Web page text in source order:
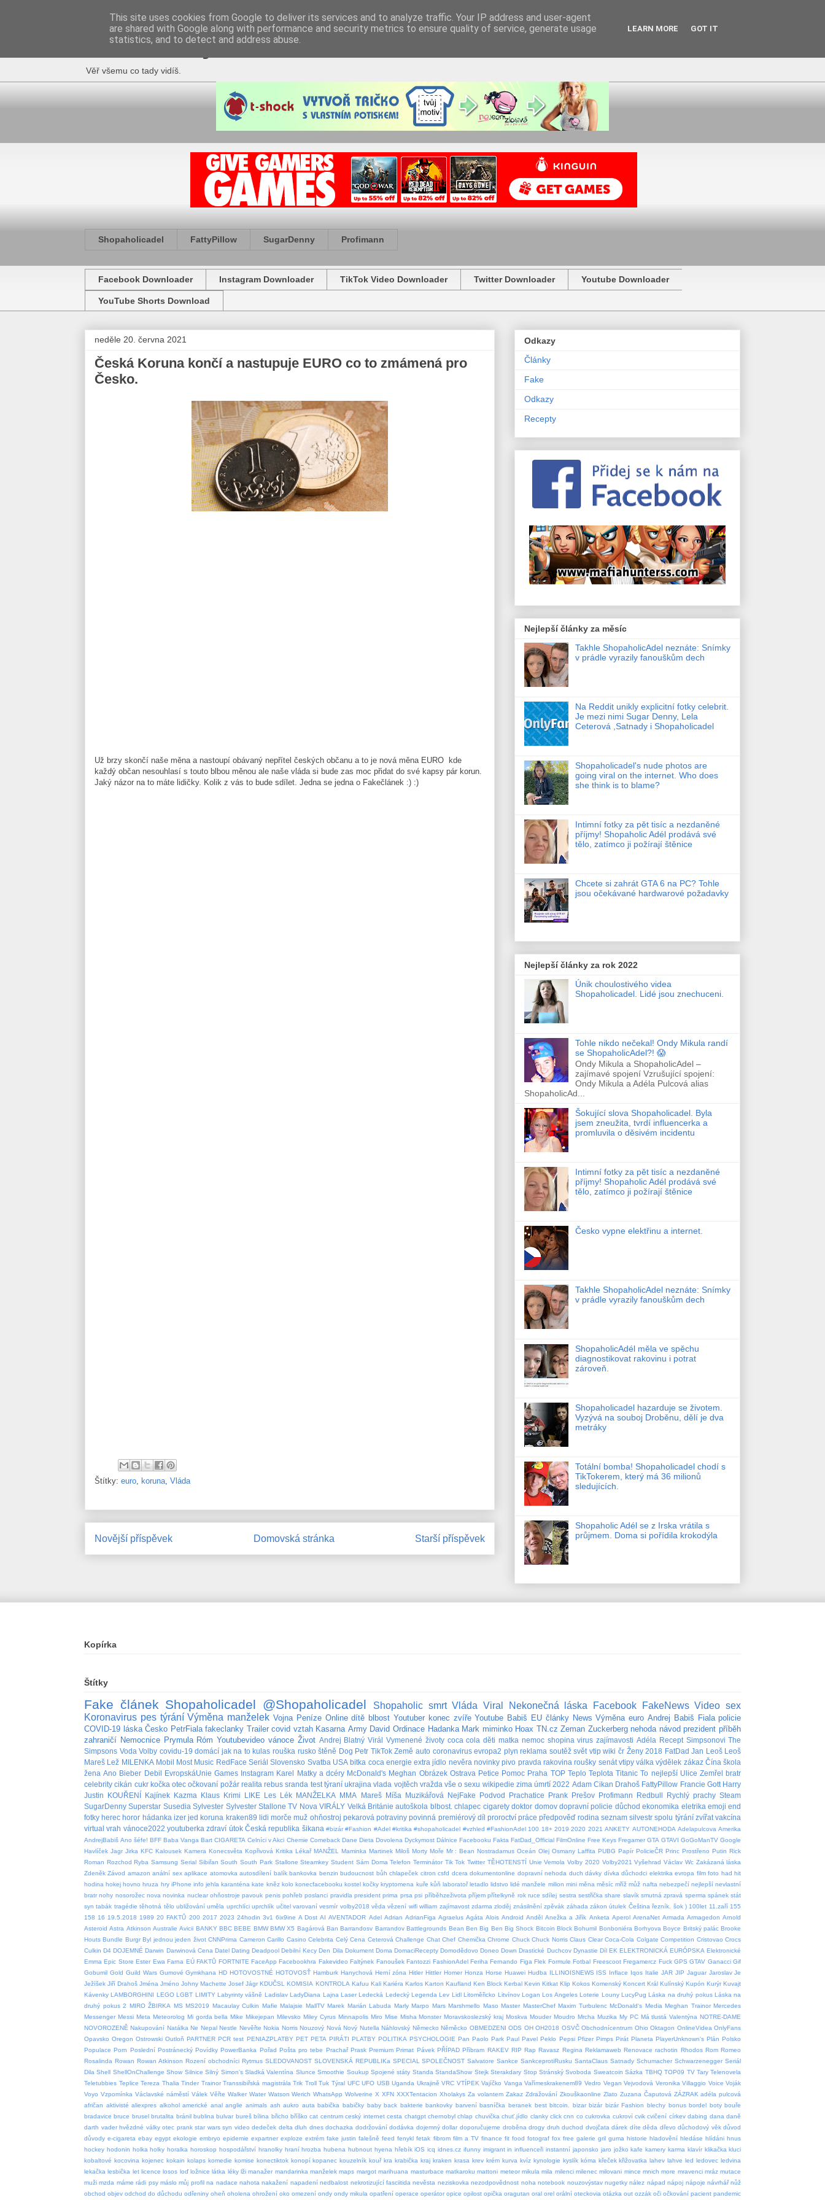
Fakečlánky
Věř všemu co tady vidíš.
Shopaholicadel FattyPillow SugarDenny Profimann
Facebook Downloader Instagram Downloader TikTok Video Downloader Twitter Downloader Youtube Downloader
YouTube Shorts Download
neděle 20. června 2021
Česká Koruna končí a nastupuje EURO co to zmámená pro
Česko.
Už brzy skončí naše měna a nastoupí obávaný nepřítel českých občanu a to je nová měna EURO kde
každý občan nesouhlasí s touto blbou měnou ale naše vláda si bude zas moc přidat do své kapsy pár korun.
Jaký názor na to máte lidičky. Kolik z vás to bude sdílet. Jedna se jedna o Fakečlánek :) :)
Štítky: euro, koruna, Vláda
Novější příspěvek Starší příspěvek
Domovská stránka
Odkazy
Články
Fake
Odkazy
Recepty
Nejlepší články za měsíc
Takhle ShopaholicAdel neznáte: Snímky
v prádle vyrazily fanouškům dech
Na Reddit unikly explicitní fotky celebrit.
Je mezi nimi Sugar Denny, Lela
Ceterová ,Satnady i Shopaholicadel
Shopaholicadel's nude photos are
going viral on the internet. Who does
she think is to blame?
Intimní fotky za pět tisíc a nezdaněné
příjmy! Shopaholic Adél prodává své
tělo, zatímco ji požírají štěnice
Chcete si zahrát GTA 6 na PC? Tohle
jsou očekávané hardwarové požadavky
Nejlepší články za rok 2022
Únik choulostivého videa
Shopaholicadel. Lidé jsou znechuceni.
Tohle nikdo nečekal! Ondy Mikula randí
se ShopaholicAdel?! 😱
Ondy Mikula a ShopaholicAdel –
zajímavé spojení Vzrušující spojení:
Ondy Mikula a Adéla Pulcová alias
ShopaholicAd...
Šokující slova Shopaholicadel. Byla
jsem zneužita, tvrdí influencerka a
promluvila o děsivém incidentu
Intimní fotky za pět tisíc a nezdaněné
příjmy! Shopaholic Adél prodává své
tělo, zatímco ji požírají štěnice
Česko vypne elektřinu a internet.
Takhle ShopaholicAdel neznáte: Snímky
v prádle vyrazily fanouškům dech
ShopaholicAdél měla ve spěchu
diagnostikovat rakovinu i potrat
zároveň.
Shopaholicadel hazarduje se životem.
Vyzývá na souboj Droběnu, dělí je dva
metráky
Totální bomba! Shopaholicadel chodí s
TikTokerem, který má 36 milionů
sledujících.
Shopaholic Adél se z Irska vrátila s
průjmem. Doma si pořídila krokodýla
Kopírka
Štítky
Fake článek Shopaholicadel @Shopaholicadel Shopaholic smrt Vláda Viral Nekonečná láska Facebook FakeNews Video sex
Koronavirus pes týrání Výměna manželek Vojna Peníze Online dítě blbost Youtuber konec zvíře Youtube Babiš EU články News Výměna euro Andrej Babiš Fiala policie
COVID-19 láska Česko PetrFiala fakeclanky Trailer covid vztah Kasarna Army David Ordinace Hadanka Mark miminko Hoax TN.cz Zeman Zuckerberg nehoda návod prezident příběh
zahraničí Nemocnice Prymula Róm Youtubevideo vánoce Život Andrej Blatný Virál Vymenené životy coca cola děti matka nemoc shopina virus zajímavosti Adéla Recept Simpsonovi The
Simpsons Voda Volby covidu-19 domácí jak na to kulas rouška rusko štěně Dog Petr TikTok Země auto coronavirus evropa2 plyn reklama soutěž svět vtip wiki čr Ženy 2018 FatDad Jan Leoš Leoš
Mareš Lež MILENKA Mobil Most Music RedFace Seriál Slovensko Svatba USA bitka coca energie extra jídlo nevěra novinky pivo pravda rakovina roušky senát vtipy válka výdělek zákaz Čína škola
žena Ano Bieber Debil EvropskáUnie Games Instagram Karel Matky a dcéry McDonald's Meghan Obrázek Ostrava Petice Pomoc Praha TOP Teplo Teplota Titanic To nejlepší Ulice Zemřel bratr
celebrity cikán cukr kočka otec očkovaní požár realita rebus sranda test týraní ukrajina vlada vojtěch vražda vše o sexu wikipedie zima úmrtí 2022 Adam Cikan Drahoš FattyPillow Francie Gott Harry
Justin
KOUŘENÍ Kajínek Kazma Klaus Krimi LIKE Les Lék MANŽELKA MMA Mareš Míša Muzikářová NejFake Podvod Prachatice Prank Prešov Profimann Redbull Rychlý prachy Steam
SugarDenny Superstar Susedia Sylvester Sylvester Stallone TV Nova VIRÁLY Velká Británie autoškola blbost. chlapec cigarety doktor domov dopravní policie důchod ekonomika eletrika emoji end
fotky herec horor hádanka izer jed koruna kraken89 lidi morče muž ohňostroj pekarová potraviny povinná premiérový díl proroctví práce předpověď rodina seznam silvestr spolu týrání zvířat vakcína
virtual vrah vánoce2022 youtuberka zdraví útok Česká republika šikana #bizár #Fashion #Adel #kritika #shopaholicadel #vzhled #FashionAdel 100 18+ 2019 2020 2021 ANKETY AUTONEHODA Adelapulcova Amerika
AndrejBabiš Ano šéfe! BFF Baba Vanga Bart CIGARETA Celníci v Akci Chemie Comeback Dane Dieta Dovolena Dyckymost Dálnice Facebooku Fakta FatDad_Official FilmOnline Free Keys Fregamer GTA GTAVI GoGoManTV Google
Havlíček Jagr Jirka KFC Kalousek Kamera Konecsvěta Kopřivová Kritika Lékař MANŽEL Maminka Martinek Miloš Morty Moře Mr : Bean Nostradamus Oceán Olej Osmany Laffita PUBG Papír PolicieČR Princ Prostřeno Putin Rick
Roman Rozchod Ryba Samsung Serial Sibiřan South South Park Stallone Steamkey Student Sám Doma Telefon Terminátor Tik Tok Twitter TĚHOTENSTÍ Unie Vemola Volby 2020 Volby2021 Vyšehrad Václav Wc Zakázaná láska
Zdeněk Závod amazon anální sex aplikace atomovka autosdílení balík bankovka benzin budoucnost bůh chlapeček citron csfd dcera dokumentonline dopravní nehoda duch dávky dívka důchodci elektrika evropa film foto had hit
hodina hokej hovno hruza hry iPhone info jehla karanténa kate kněz kolo konecfacebooku kostel kočky kryptomena kuře kůň laboratoř letadlo lidstvo lidé manžele milion mini měna měsíc mříž můž nafta nebezpečí nejlepší nevlastní
bratr nohy nosorožec nova novinka nuclear ohňostroje pavouk penis pohřeb poslanci pravidla president prima prsa psi příběhzeživota příjem přítelkyně rok ruce sdílej sestra sestřička share slavík smutná zpravá sperma spánek stát
syn tabák tragédie těhotná tělo ubližování uměla uprchlíci uprchlík učitel varovaní vesmír volby2018 věda vězení wifi william zajímavost zdarma zloděj znásilnění zpěvák záhada zákon útulek Čeština řezník. šok ) 100let 11.zaří 155
158 16 19.5.2018 1989 20 FAKTŮ 200 2017 2023 24hodin 3v1 6ix9ine A Dost AI AVENTADOR Adel Adrian AdrianFiga Agraelus Agáta Alois Android Anděl Anežka a Jiřík Anketa Aperol ArenaNet Armada Armagedon Arnold
Asteroid Astra Atkinson Australie Avicii BANKY BBC BEBE BMW BMW X5 Bagárová Ban Barrandosv Barrandov Battlegrounds Bean Ben Big Ben Big Shock Bitcoin Block Bohumil Bonboniéra Borhyova Boyce Britský palác Brooke
Houts Bundle Burgr Byl jednou jeden život CNNPrima Cameron Carillo Casino Celebrita Celý Cena Ceterová Challenge Chat Chef Chemička Chrome Chuck Chuck Norris Claus Clear Coca-Cola Colgate Competition Cristovao Crocs
Culkin D4 DOJEMNÉ Darwin Darwinová Cena Datel Dating Deadpool Debilní Kecy Den Dila Dokument Doma DomaciRecepty Domodědovo Doneo Down Drastické Duchcov Dynastie Díl EK ELEKTRONICKÁ EURÓPSKA Elektronické
Emma Epic Store Ester Ewa Farna EÚ FAKTŮ FORTNITE FaceApp Facebookhra Fakevideo Faltýnek Fanoušek Fantozzi FashionAdel Feriha Fernando Figa Flek Formule Fotbal Freescoot Fregamercz Fuck GPS GTAV Ganacci Gif
Gobumil Gold Guild Wars Gumové Gymkhana HD HOTOVOSTNÉ HOTOVOSŤ Hamburk Hanychová Herní zóna Hitler Hittler Homer Honza Horse Huawei Hudba ILLINOISNEWS ISS Inflace Iqos Italie JAR JIP Jaguar Jaroslav Je
Ježíšek Jiří Drahoš Jména Jméno Johny Machette Josef Jágr KDUČSL KOMISIA KONTROLA Kafuu Kali Kariéra Karlos Karton Kaufland Ken Block Kerbal Kevin Kitkat Klip Kokos Komenský Koncert Král Kulínský Kupón Kurýr Kuvajt
Kávenky LAMBORGHINI LEGO LGBT LIMITY Labyrinty vášně Ladislav LadyDiana Lajna Laser Ledecká Ledecký Legenda Lev Lidl Litoměřicko Litvínov Logan Los Angeles Loterie Louny LucyPug Láska na druhý pokus Láska na
druhý pokus 2 MIRO ŽBIRKA MS MS2019 Macaulay Culkin Mafie Malajsie MallTV Marek Marián Labuda Marly Marpo Mars Marshmello Maso Master MasterChef Maxim Turbulenc McDonald‘s Media Meghan Trainor Mercedes
Messenger Messi Meta Meteorolog Mi gorda bella Mike Mikejepan Milevsko Miley Cyrus Minnapolis Miro Mise Misha Monster Moravskoslezský kraj Moskva Mouder Moudro Mrcha Muzika My PC Má tlustá Valentýna NOTRE-DAME
NOVOROZENĚ Nakupování Natálka Ne Nepal Nestle Nevěřte Nokia Norris Nouzový Nová Nový Nutella Náhlovský Německo Něměcko OBMEDZENI ODS OH OH2018 OSVČ Obchodnícentrum Ohio Oktagon OnlineVidea OnlyFans
Opavsko Oregon Ostrowski Outloň PARTNER PCR test PENIAZPLATBY PET PETA PIRÁTI PLATBY POLITIKA PSYCHOLOGIE Pan Paolo Park Paul Pavel Peklo Pepsi Pfizer Pimps Pirát Planeta PlayerUnknown's Plán Polsko
Populace Porn Poslední Postránecký Povídky PowerBanka Pořad Pošta pro tebe Prachař Prask Premium Primat Pávek PŘÍPAD Příbram RAKEV RIP Rap Ravasz Regina Reklamaweb Renovace rachotin Rhodos Rom Romeo
Rosalinda Rowan Rowan Atkinson Rození obchodníci Rytmus SLEDOVANOST SLOVENSKÁ REPUBLIKa SPECIAL SPOLEČNOST Salvatore Sankce SankceprotiRusku SantaClaus Satnady Schumacher Schwarzenegger Seriál
Dila Shell ShellOnChallenge Show Silnice Silný Simon’s Sladká Valentína Slunce Smoothie Soukup Spojené státy Standa StandaShow Stejk Sterakdary Stop Stránský Svoboda Sweatcoin Sázka TBHQ TOP09 TV Tary Telenovela
Teletubbies Teplice Tereza Thalia Tinder Trainor Transsibiřská magistrála Trik Troll Tuk Týral UFC UFO USB Uganda Ukrajině VRC VTÍPEK Vajíčko Vanga Vařímeskrakenem89 Vedro Vegan Vejvodová Veronika Villaggio Voice Voják
Voyo Vzpomínka Václavské náměstí Válek Věřte Walker Water Watson Werich WhatsApp Wolverine X XFN XXXTentacion Xholakys Za volantem Zakaz Zdražování Zkouškaonline Zlato Zuzana Čaputová ZÁZRAK adéla pulcová
afričan aktivisté aliexpres alkohol americké anal anglie animals ash aukro auta babička babičky baby back bakterie bankovky barvení basníčka beranek best bitcoin. bizar bizár bizár Fashion blechy bonus bordel boty bouře
bradavice bruce brusel brutalita bránil bublina bulvar bureš bílina břicho bříško cat centrum ceský internet cesta chatgpt chernobyl chlap chuvička chuť.jídlo clanky click cnn co cukrovka cukroví cvik cvičení církev dabing dana daně
darth vader hvězdné války otec prank star wars syn video dedeček delta dluh dnes dochazka dodržování dodávka dojemný dollar doporučujeme droběna drogy druh duchod dvojčata dárek díte děda dřevo důchodový věk důvod
důvody e-cigareta ebay egypt ekologie embryo epidemie expartner exploze extrém fake justin falešně feed fenykl fetak fibrom film a TV finance fit food fotograf fox free galerie gril guma historie hladovění hledáse hlídáni hnus
hockey hodonin holka holky horalka horoskop hospodářství hranolky hraní hrozba hubena hubnout hyena hřebík iOS icq idnes.cz ifunny imigrant in influenceři instantní japonsko jaro jožko kafe kamery karma klavír klikačka kluci
kobaltové kocovina kojenec kokain kolaps komedie komise konectiktok konopí kopanec kouzelník kouř kra krabička kraj kraken krasa krev krém kurva kvíz kynologie kyslík kóma křeček křižovatka lahev lahve led ledovec ledvina
lekačka lesbička let licence losos loď ložnice látka léky lži manažer mandarinka manželek maps margot marihuana masturbace matkaroku mattoni meteor mikula mila milenci milenec milovani mince mnich more mravenci mráz mutace
muži mzda máme rádi psy máslo můj profil na nadace nahota nakažení napadení nedbalost nekrotizující fasciitida nevěsta neziskovka nezodpovědnost noha notebook nouzovýstav nugetky nález nápad nápoj nápoje návrhář nůž
obchod objev odchod do důchodu odřeniny oheň oholena ohrožení oko omezení ondy ondy mikula opatření operace operátor opice opilost opička oragutan oral orel orální oteckovia otázka out ozzák oči očkování pacient pandemic
This site uses cookies from Google to deliver its services and to analyze traffic. Your IP address and user-agent
are shared with Google along with performance and security metrics to ensure quality of service, generate usage
statistics, and to detect and address abuse.
LEARN MORE GOT IT